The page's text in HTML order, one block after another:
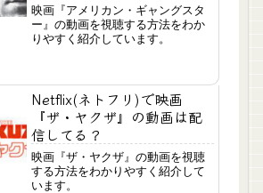
映画『アメリカン・ギャングスタ
ー』の動画を視聴する方法をわか
りやすく紹介しています。
Netflix(ネトフリ)で映画
『ザ・ヤクザ』の動画は配
信してる？
映画『ザ・ヤクザ』の動画を視聴
する方法をわかりやすく紹介して
います。